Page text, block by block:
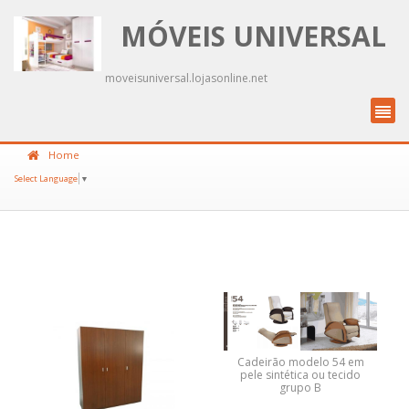
MÓVEIS UNIVERSAL
moveisuniversal.lojasonline.net
Home
Select Language ▼
modelo 54 em
ou tecido